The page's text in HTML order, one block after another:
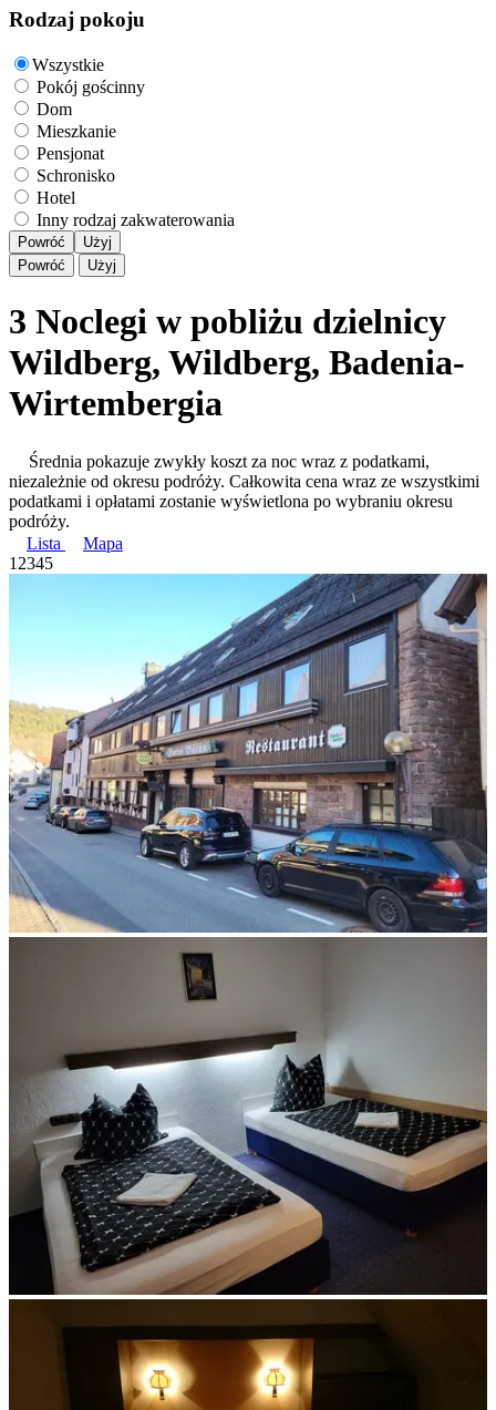
Rodzaj pokoju
Wszystkie
Pokój gościnny
Dom
Mieszkanie
Pensjonat
Schronisko
Hotel
Inny rodzaj zakwaterowania
Powróć
Użyj
Powróć
Użyj
3 Noclegi w pobliżu dzielnicy
Wildberg, Wildberg, Badenia-
Wirtembergia
Średnia pokazuje zwykły koszt za noc wraz z podatkami,
niezależnie od okresu podróży. Całkowita cena wraz ze wszystkimi
podatkami i opłatami zostanie wyświetlona po wybraniu okresu
podróży.
Lista
Mapa
1 2345